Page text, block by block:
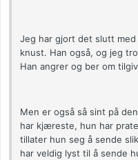
Jeg har gjort det slutt
knust. Han også, og jeg
Han angrer og ber om
Men er også så sint på
har kjæreste, hun har
tillater hun seg å sende
har veldig lyst til å sende